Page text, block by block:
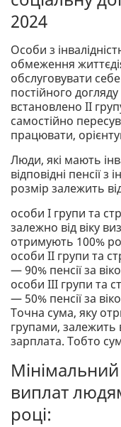
2024
Особи з
обмеження
обслуговувати
постійного
встановлено II
самостійно
працювати,
Люди, які мають
відповідні пенсії з
розмір залежить
особи І групи та
залежно від віку
отримують 100%
особи II групи та
— 90% пенсії за
особи III групи та
— 50% пенсії за
Точна сума, яку
групами, залежить
зарплата. Тобто
виплат
році: